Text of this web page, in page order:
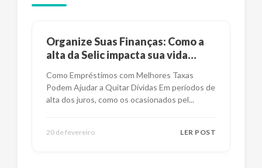
Organize Suas Finanças: Como a
alta da Selic impacta sua vida
Como Empréstimos com Melhores Taxas
Podem Ajudar a Quitar Dívidas Em períodos de
alta dos juros, como os ocasionados pel...
20 de fevereiro LER POST